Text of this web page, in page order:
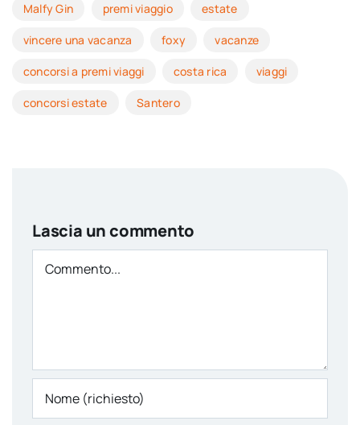
Malfy Gin premi viaggio estate
vincere una vacanza foxy vacanze
concorsi a premi viaggi costa rica viaggi
concorsi estate Santero
Lascia un commento
Comment